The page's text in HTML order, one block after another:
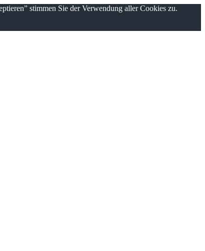
stimmen Sie der Verwendung aller Cookies zu.